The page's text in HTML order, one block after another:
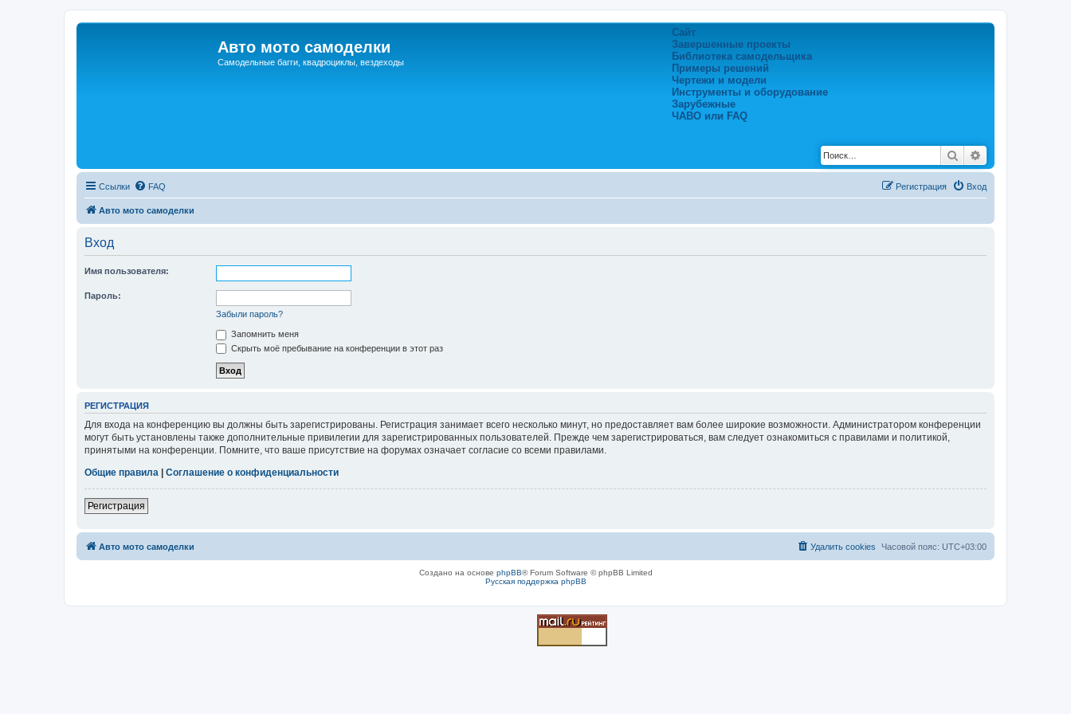
Авто мото самоделки
Самодельные багги, квадроциклы, вездеходы
Сайт
Завершенные проекты
Библиотека самодельщика
Примеры решений
Чертежи и модели
Инструменты и оборудование
Зарубежные
ЧАВО или FAQ
Поиск
Ссылки FAQ Вход
Регистрация
Авто мото самоделки
Вход
Имя пользователя:
Пароль:
Забыли пароль?
Запомнить меня
Скрыть моё пребывание на конференции в этот раз
РЕГИСТРАЦИЯ
Для входа на конференцию вы должны быть зарегистрированы. Регистрация занимает всего несколько минут, но предоставляет вам более широкие возможности. Администратором конференции
могут быть установлены также дополнительные привилегии для зарегистрированных пользователей. Прежде чем зарегистрироваться, вам следует ознакомиться с правилами и политикой,
принятыми на конференции. Помните, что ваше присутствие на форумах означает согласие со всеми правилами.
Общие правила | Соглашение о конфиденциальности
Регистрация
Авто мото самоделки Часовой пояс: UTC+03:00
Удалить cookies
Создано на основе phpBB® Forum Software © phpBB Limited
Русская поддержка phpBB